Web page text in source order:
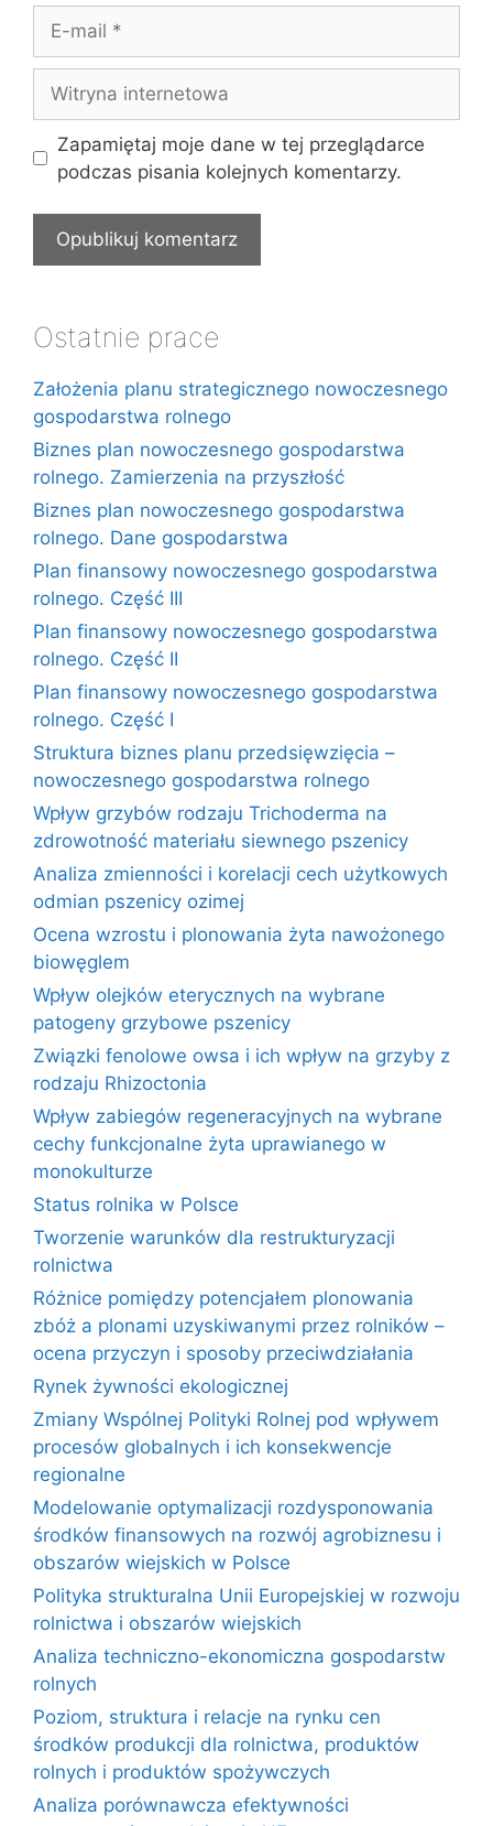
mail
internetowa
Zapamiętaj moje dane w tej przeglądarce
podczas pisania kolejnych komentarzy.
Ostatnie prace
Założenia planu strategicznego nowoczesnego
gospodarstwa rolnego
Biznes plan nowoczesnego gospodarstwa
rolnego. Zamierzenia na przyszłość
Biznes plan nowoczesnego gospodarstwa
rolnego. Dane gospodarstwa
Plan finansowy nowoczesnego gospodarstwa
rolnego. Część III
Plan finansowy nowoczesnego gospodarstwa
rolnego. Część II
Plan finansowy nowoczesnego gospodarstwa
rolnego. Część I
Struktura biznes planu przedsięwzięcia –
nowoczesnego gospodarstwa rolnego
Wpływ grzybów rodzaju Trichoderma na
zdrowotność materiału siewnego pszenicy
Analiza zmienności i korelacji cech użytkowych
odmian pszenicy ozimej
Ocena wzrostu i plonowania żyta nawożonego
biowęglem
Wpływ olejków eterycznych na wybrane
patogeny grzybowe pszenicy
Związki fenolowe owsa i ich wpływ na grzyby z
rodzaju Rhizoctonia
Wpływ zabiegów regeneracyjnych na wybrane
cechy funkcjonalne żyta uprawianego w
monokulturze
Status rolnika w Polsce
Tworzenie warunków dla restrukturyzacji
rolnictwa
Różnice pomiędzy potencjałem plonowania
zbóż a plonami uzyskiwanymi przez rolników –
ocena przyczyn i sposoby przeciwdziałania
Rynek żywności ekologicznej
Zmiany Wspólnej Polityki Rolnej pod wpływem
procesów globalnych i ich konsekwencje
regionalne
Modelowanie optymalizacji rozdysponowania
środków finansowych na rozwój agrobiznesu i
obszarów wiejskich w Polsce
Polityka strukturalna Unii Europejskiej w rozwoju
rolnictwa i obszarów wiejskich
Analiza techniczno-ekonomiczna gospodarstw
rolnych
Poziom, struktura i relacje na rynku cen
środków produkcji dla rolnictwa, produktów
rolnych i produktów spożywczych
Analiza porównawcza efektywności